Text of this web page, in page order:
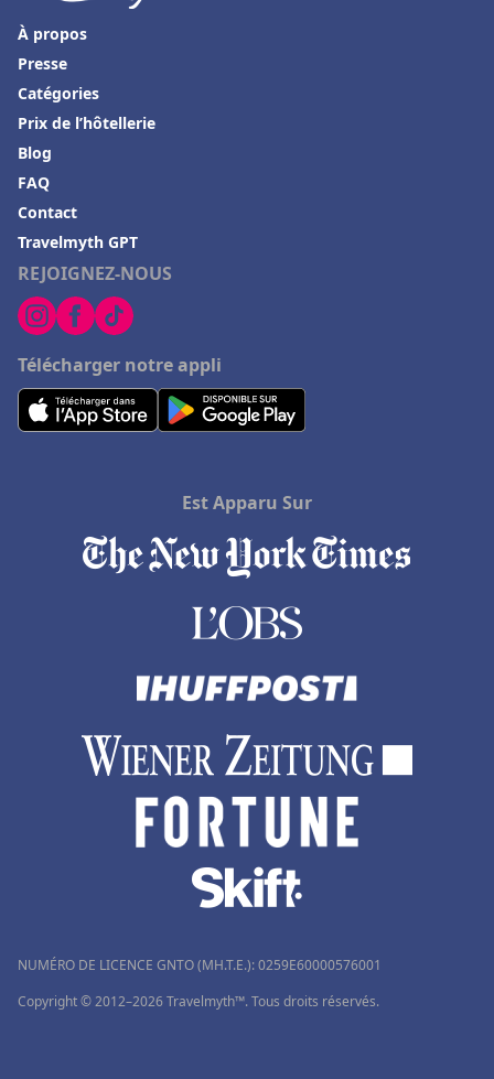
REJOIGNEZ-NOUS
Télécharger notre appli
À propos
Presse
Catégories
Prix de l’hôtellerie
Blog
FAQ
Contact
Travelmyth GPT
Est Apparu Sur
NUMÉRO DE LICENCE GNTO (MH.T.E.): 0259Ε60000576001
Copyright © 2012–2026 Travelmyth™. Tous droits réservés.